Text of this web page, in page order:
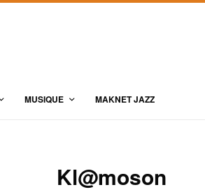
MUSIQUE MAKNET JAZZ
Kl@moson